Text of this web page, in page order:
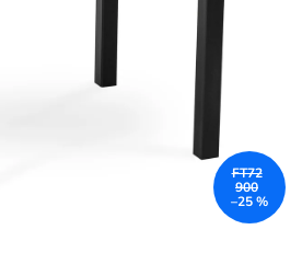
FT72
900
–25 %